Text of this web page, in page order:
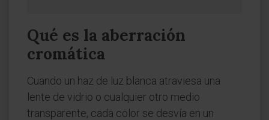
Qué es la aberración
cromática
Cuando un haz de luz blanca atraviesa una
lente de vidrio o cualquier otro medio
transparente, cada color se desvía en un